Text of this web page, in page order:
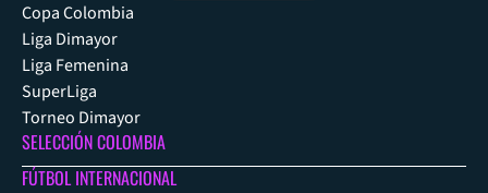
Copa Colombia
Liga Dimayor
Liga Femenina
SuperLiga
Torneo Dimayor
SELECCIÓN COLOMBIA
FÚTBOL INTERNACIONAL